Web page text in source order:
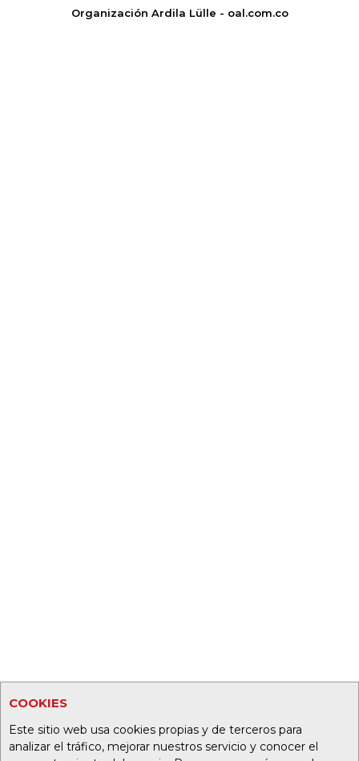
COOKIES
Este sitio web usa cookies propias y de terceros para
analizar el tráfico, mejorar nuestros servicio y conocer el
Organización Ardila Lülle - oal.com.co